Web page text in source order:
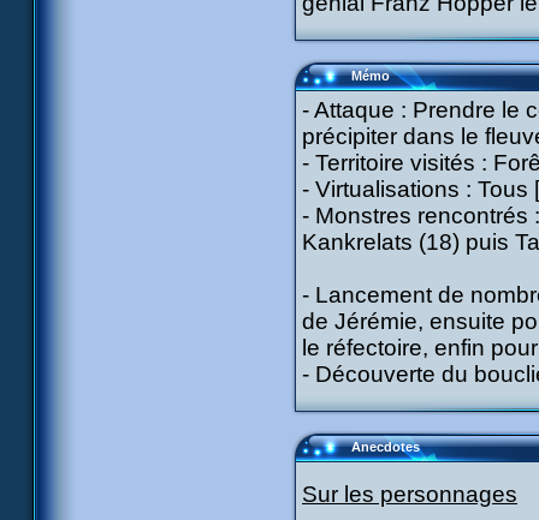
Mémo
- Attaque : Prendre le
précipiter dans le
- Territoire visités :
- Virtualisations :
- Monstres rencontrés
Kankrelats (18) puis
- Lancement de
de Jérémie, ensuite
le réfectoire, enfin
- Découverte du
Anecdotes
Sur les personnages